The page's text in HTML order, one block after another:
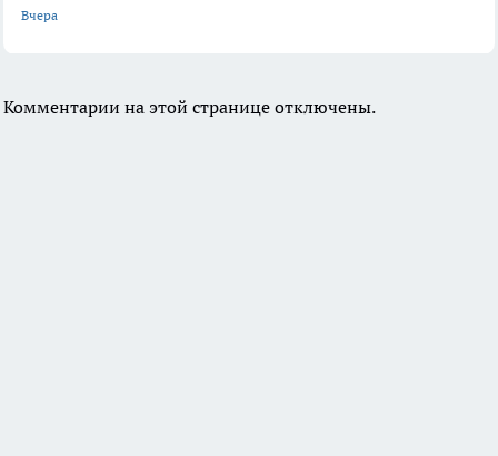
Вчера
Комментарии на этой странице отключены.